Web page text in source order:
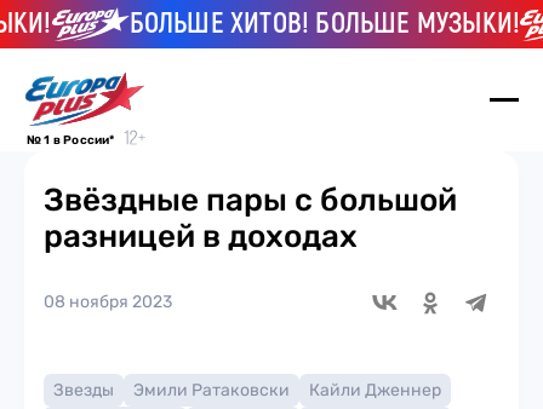
БОЛЬШЕ ХИТОВ! БОЛЬШЕ МУЗЫКИ!
№ 1 в России*
Звёздные пары с большой
разницей в доходах
08 ноября 2023
Звезды Эмили Ратаковски
Кайли Дженнер